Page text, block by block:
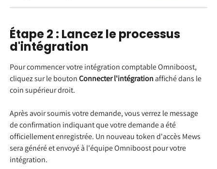
Étape 2 : Lancez le processus
d'intégration
Pour commencer votre intégration comptable Omniboost,
cliquez sur le bouton Connecter l'intégration affiché dans le
coin supérieur droit.
Après avoir soumis votre demande, vous verrez le message
de confirmation indiquant que votre demande a été
officiellement enregistrée. Un nouveau token d'accès Mews
sera généré et envoyé à l'équipe Omniboost pour votre
intégration.